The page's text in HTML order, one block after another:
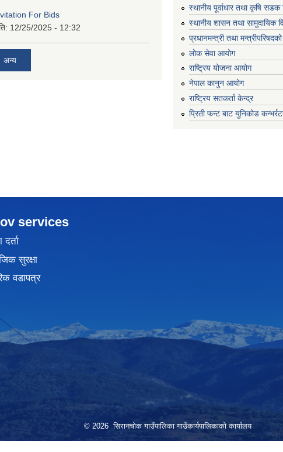
For Bids
12/25/2025 - 12:32
अन्य
स्थानीय पूर्वाधार तथा कृषि सडक
स्थानीय शासन तथा सामुदायिक
प्रधानमन्त्री तथा
लोक सेवा आयोग
राष्ट्रिय योजना आयोग
नेपाल कानुन आयोग
राष्ट्रिय सतकर्ता केन्द्र
प्रिती फन्ट बाट युनिकोड
services
सुरक्षा
वडापत्र
© 2026 सिरानचोक गाउँपालिका गाउँकार्यपालिकाको कार्यालय